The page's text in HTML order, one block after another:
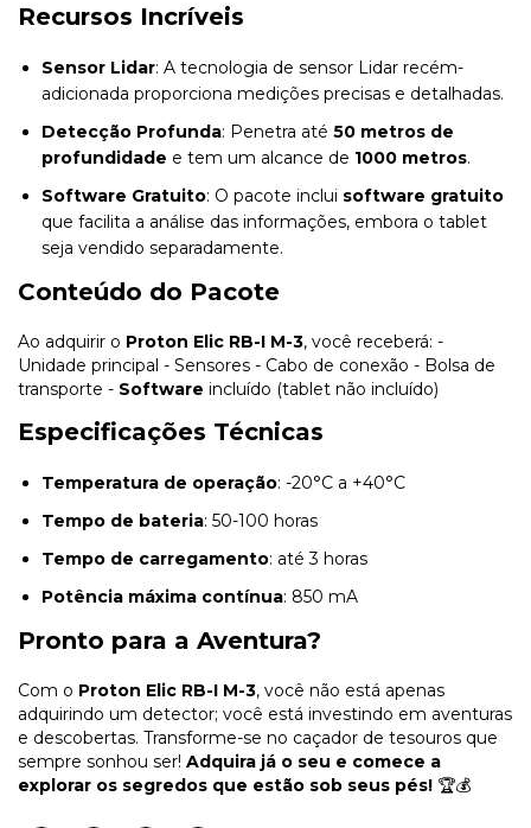
Recursos Incríveis
Sensor Lidar: A tecnologia de sensor Lidar recém-
adicionada proporciona medições precisas e detalhadas.
Detecção Profunda: Penetra até 50 metros de
profundidade e tem um alcance de 1000 metros.
Software Gratuito: O pacote inclui software gratuito
que facilita a análise das informações, embora o tablet
seja vendido separadamente.
Conteúdo do Pacote
Ao adquirir o Proton Elic RB-I M-3, você receberá: -
Unidade principal - Sensores - Cabo de conexão - Bolsa de
transporte - Software incluído (tablet não incluído)
Especificações Técnicas
Temperatura de operação: -20°C a +40°C
Tempo de bateria: 50-100 horas
Tempo de carregamento: até 3 horas
Potência máxima contínua: 850 mA
Pronto para a Aventura?
Com o Proton Elic RB-I M-3, você não está apenas
adquirindo um detector; você está investindo em aventuras
e descobertas. Transforme-se no caçador de tesouros que
sempre sonhou ser! Adquira já o seu e comece a
explorar os segredos que estão sob seus pés! 🏆💰